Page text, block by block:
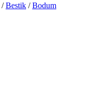
/Bestik /Bodum